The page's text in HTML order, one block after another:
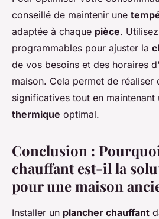
conseillé de maintenir une
adaptée à chaque pièce.
programmables pour ajuster la
de vos besoins et des horaires
maison. Cela permet de réaliser
significatives tout en maintenant
thermique optimal.
Conclusion :
chauffant est-il la
pour une maison
Installer un plancher chauffant